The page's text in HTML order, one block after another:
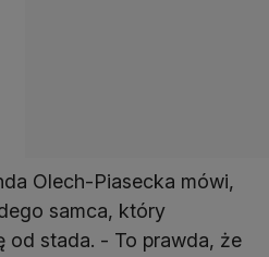
Olech-Piasecka mówi,
samca, który
od stada. - To prawda, że